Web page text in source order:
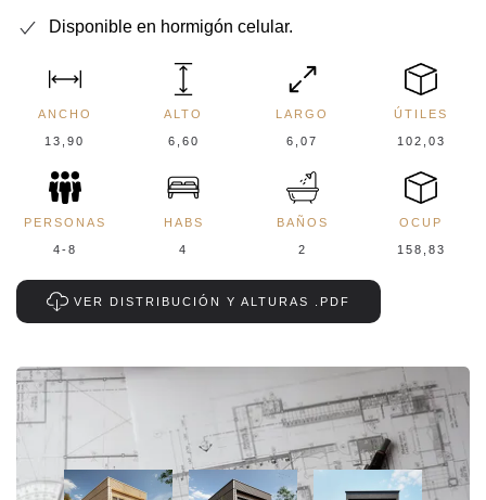
Disponible en hormigón celular.
ANCHO
13,90
ALTO
6,60
LARGO
6,07
ÚTILES
102,03
PERSONAS
4-8
HABS
4
BAÑOS
2
OCUP
158,83
VER DISTRIBUCIÓN Y ALTURAS .PDF